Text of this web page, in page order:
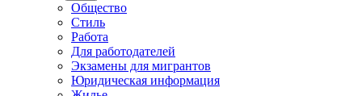
Общество
Стиль
Работа
Для работодателей
Экзамены для мигрантов
Юридическая информация